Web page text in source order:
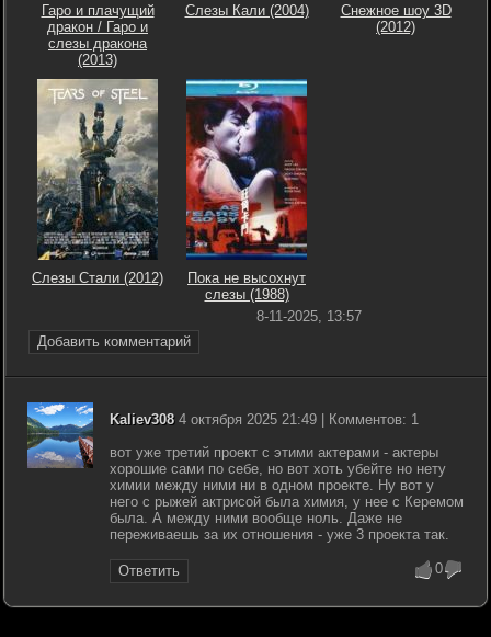
Гаро и плачущий
дракон / Гаро и
слезы дракона
(2013)
Слезы Кали (2004)
Снежное шоу 3D
(2012)
Слезы Стали (2012)
Пока не высохнут
слезы (1988)
Добавить комментарий
8-11-2025, 13:57
Kaliev3084 октября 2025 21:49 | Комментов: 1
вот уже третий проект с этими актерами - актеры
хорошие сами по себе, но вот хоть убейте но нету
химии между ними ни в одном проекте. Ну вот у
него с рыжей актрисой была химия, у нее с Керемом
была. А между ними вообще ноль. Даже не
переживаешь за их отношения - уже 3 проекта так.
Ответить 0